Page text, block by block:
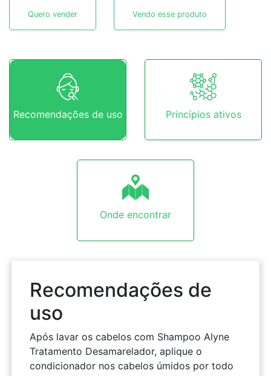
Quero vender Vendo esse produto
Recomendações de uso Princípios ativos
Onde encontrar
Recomendações de
uso
Após lavar os cabelos com Shampoo Alyne
Tratamento Desamarelador, aplique o
condicionador nos cabelos úmidos por todo